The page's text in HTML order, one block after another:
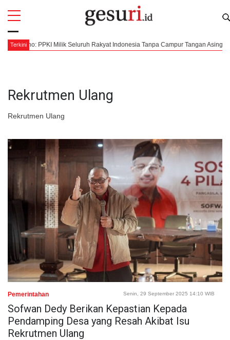
TerkiniPPKI Milik Seluruh Rakyat Indonesia Tanpa Campur Tangan Asing
Rekrutmen Ulang
Rekrutmen Ulang
All
Pemerintahan Senin, 29 September 2025 14:10 WIB
Sofwan Dedy Berikan Kepastian Kepada
Pendamping Desa yang Resah Akibat Isu
Rekrutmen Ulang